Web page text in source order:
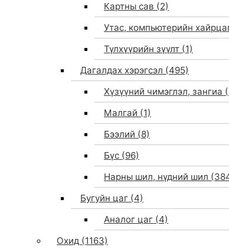
Картны сав (2)
Утас, компьютерийн
Түлхүүрийн зүүлт (1)
Дагалдах хэрэгсэл (495)
Хүзүүний чимэглэл, зангиа
Малгай (1)
Бээлий (8)
Бүс (96)
Нарны шил, нүдний шил
Бугуйн цаг (4)
Аналог цаг (4)
Охид (1163)